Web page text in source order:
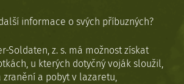
informace o svých příbuzných?
Soldaten, z. s. má možnost získat
u kterých dotyčný voják sloužil,
zranění a pobyt v lazaretu,